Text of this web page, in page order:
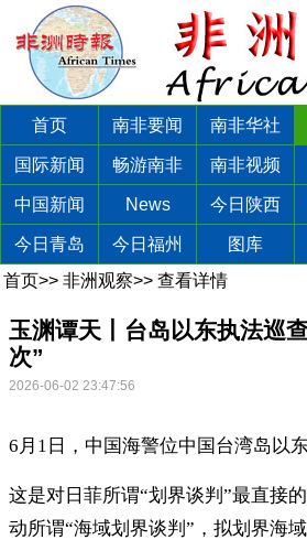
首页 南非要闻 南非华社
国际新闻 畅游南非 南非视频
中国新闻 News 今日陕西
今日青岛 今日福州 图库
首页>> 非洲观察>> 查看详情
玉渊谭天丨台岛以东执法巡
次”
2026-06-02 23:47:56
6月1日，中国海警位中国台湾岛以
这是对日菲所谓“划界谈判”最直接
动所谓“海域划界谈判”，拟划界海